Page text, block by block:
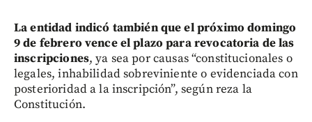
La entidad indicó también que el próximo domingo
9 de febrero vence el plazo para revocatoria de las
inscripciones, ya sea por causas “constitucionales o
legales, inhabilidad sobreviniente o evidenciada con
posterioridad a la inscripción”, según reza la
Constitución.